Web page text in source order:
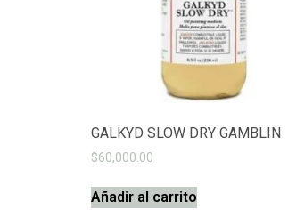
GALKYD SLOW DRY GAMBLIN
$60,000.00
Añadir al carrito